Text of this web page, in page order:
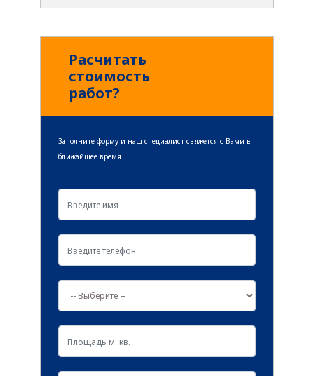
Расчитать
стоимость
работ?
Заполните форму и наш специалист свяжется с Вами в
ближайшее время